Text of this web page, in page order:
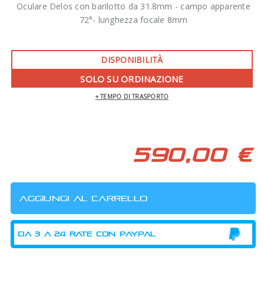
Oculare Delos con barilotto da 31.8mm - campo apparente
72°- lunghezza focale 8mm
DISPONIBILITÀ
SOLO SU ORDINAZIONE
+ TEMPO DI TRASPORTO
590,00 €